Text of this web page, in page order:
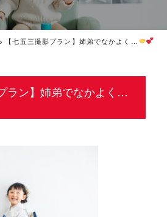
> 【七五三撮影プラン】姉弟でなかよく…
ラン】姉弟でなかよく…